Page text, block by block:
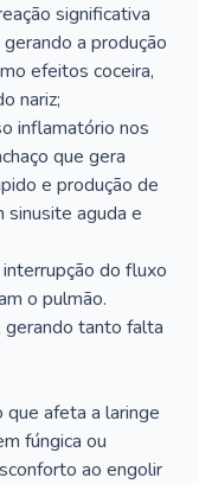
significativa
a produção
efeitos coceira,
nariz;
inflamatório nos
que gera
e produção de
sinusite aguda e
do fluxo
o pulmão.
gerando tanto falta
afeta a laringe
fúngica ou
ao engolir